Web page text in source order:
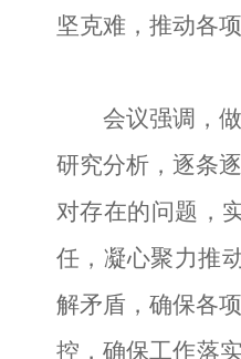
坚克难，推动各
会议强调，
研究分析，逐条
对存在的问题，
任，凝心聚力推
解矛盾，确保各
控，确保工作落